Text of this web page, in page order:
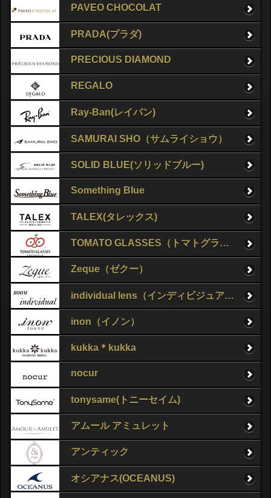
PAVEO CHOCOLAT
PRADA(プラダ)
PRECIOUS DIAMOND
REGALO
Ray-Ban(レイバン)
SAMURAI SHO（サムライショウ）
SOLID BLUE(ソリッドブルー)
Something Blue
TALEX(タレックス)
TOMATO GLASSES（トマトグラッシーズ）
Zeque（ゼクー）
individual lens（インディビジュアルレンズ）
inon（イノン）
kukka＊kukka
nocur
tonysame(トニーセイム)
アムール アミュレット
アンティック
オシアナス(OCEANUS)